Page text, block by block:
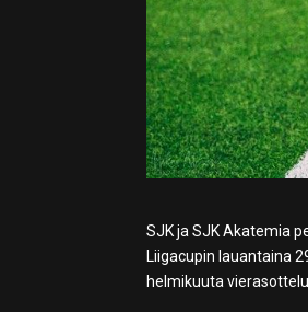
SJK ja SJK Akatemia
Liigacupin lauantaina
helmikuuta